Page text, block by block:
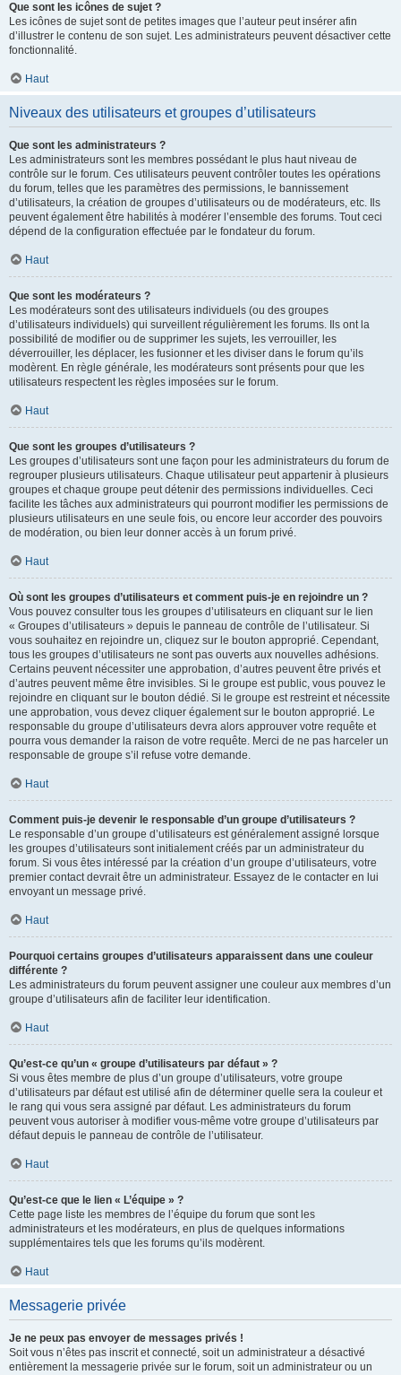
Que sont les icônes de sujet ?
Les icônes de sujet sont de petites images que l’auteur peut insérer afin
d’illustrer le contenu de son sujet. Les administrateurs peuvent désactiver cette
fonctionnalité.
Haut
Niveaux des utilisateurs et groupes d’utilisateurs
Que sont les administrateurs ?
Les administrateurs sont les membres possédant le plus haut niveau de
contrôle sur le forum. Ces utilisateurs peuvent contrôler toutes les opérations
du forum, telles que les paramètres des permissions, le bannissement
d’utilisateurs, la création de groupes d’utilisateurs ou de modérateurs, etc. Ils
peuvent également être habilités à modérer l’ensemble des forums. Tout ceci
dépend de la configuration effectuée par le fondateur du forum.
Haut
Que sont les modérateurs ?
Les modérateurs sont des utilisateurs individuels (ou des groupes
d’utilisateurs individuels) qui surveillent régulièrement les forums. Ils ont la
possibilité de modifier ou de supprimer les sujets, les verrouiller, les
déverrouiller, les déplacer, les fusionner et les diviser dans le forum qu’ils
modèrent. En règle générale, les modérateurs sont présents pour que les
utilisateurs respectent les règles imposées sur le forum.
Haut
Que sont les groupes d’utilisateurs ?
Les groupes d’utilisateurs sont une façon pour les administrateurs du forum de
regrouper plusieurs utilisateurs. Chaque utilisateur peut appartenir à plusieurs
groupes et chaque groupe peut détenir des permissions individuelles. Ceci
facilite les tâches aux administrateurs qui pourront modifier les permissions de
plusieurs utilisateurs en une seule fois, ou encore leur accorder des pouvoirs
de modération, ou bien leur donner accès à un forum privé.
Haut
Où sont les groupes d’utilisateurs et comment puis-je en rejoindre un ?
Vous pouvez consulter tous les groupes d’utilisateurs en cliquant sur le lien
« Groupes d’utilisateurs » depuis le panneau de contrôle de l’utilisateur. Si
vous souhaitez en rejoindre un, cliquez sur le bouton approprié. Cependant,
tous les groupes d’utilisateurs ne sont pas ouverts aux nouvelles adhésions.
Certains peuvent nécessiter une approbation, d’autres peuvent être privés et
d’autres peuvent même être invisibles. Si le groupe est public, vous pouvez le
rejoindre en cliquant sur le bouton dédié. Si le groupe est restreint et nécessite
une approbation, vous devez cliquer également sur le bouton approprié. Le
responsable du groupe d’utilisateurs devra alors approuver votre requête et
pourra vous demander la raison de votre requête. Merci de ne pas harceler un
responsable de groupe s’il refuse votre demande.
Haut
Comment puis-je devenir le responsable d’un groupe d’utilisateurs ?
Le responsable d’un groupe d’utilisateurs est généralement assigné lorsque
les groupes d’utilisateurs sont initialement créés par un administrateur du
forum. Si vous êtes intéressé par la création d’un groupe d’utilisateurs, votre
premier contact devrait être un administrateur. Essayez de le contacter en lui
envoyant un message privé.
Haut
Pourquoi certains groupes d’utilisateurs apparaissent dans une couleur
différente ?
Les administrateurs du forum peuvent assigner une couleur aux membres d’un
groupe d’utilisateurs afin de faciliter leur identification.
Haut
Qu’est-ce qu’un « groupe d’utilisateurs par défaut » ?
Si vous êtes membre de plus d’un groupe d’utilisateurs, votre groupe
d’utilisateurs par défaut est utilisé afin de déterminer quelle sera la couleur et
le rang qui vous sera assigné par défaut. Les administrateurs du forum
peuvent vous autoriser à modifier vous-même votre groupe d’utilisateurs par
défaut depuis le panneau de contrôle de l’utilisateur.
Haut
Qu’est-ce que le lien « L’équipe » ?
Cette page liste les membres de l’équipe du forum que sont les
administrateurs et les modérateurs, en plus de quelques informations
supplémentaires tels que les forums qu’ils modèrent.
Haut
Messagerie privée
Je ne peux pas envoyer de messages privés !
Soit vous n’êtes pas inscrit et connecté, soit un administrateur a désactivé
entièrement la messagerie privée sur le forum, soit un administrateur ou un